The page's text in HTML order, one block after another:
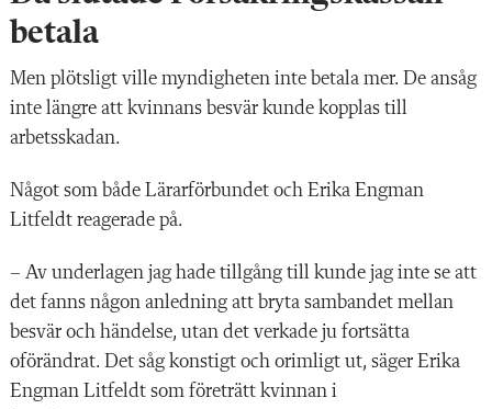
betala
Men plötsligt ville myndigheten inte betala mer. De ansåg
inte längre att kvinnans besvär kunde kopplas till
arbetsskadan.
Något som både Lärarförbundet och Erika Engman
Litfeldt reagerade på.
– Av underlagen jag hade tillgång till kunde jag inte se att
det fanns någon anledning att bryta sambandet mellan
besvär och händelse, utan det verkade ju fortsätta
oförändrat. Det såg konstigt och orimligt ut, säger Erika
Engman Litfeldt som företrätt kvinnan i